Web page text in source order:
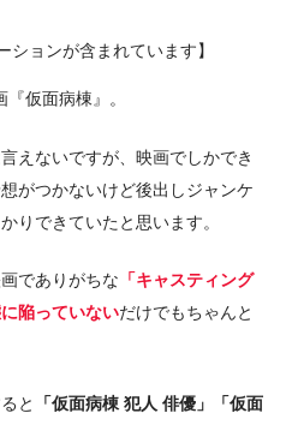
ョンが含まれています】
仮面病棟』。
えないですが、映画でしかでき
がつかないけど後出しジャンケ
りできていたと思います。
でありがちな 「キャスティング
陥っていないだけでもちゃんと
と
「仮面病棟 犯人 俳優」「仮面